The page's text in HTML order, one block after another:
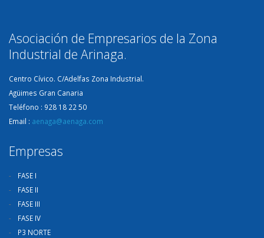
Asociación de Empresarios de la Zona
Industrial de Arinaga.
Centro Cívico. C/Adelfas Zona Industrial.
Agüimes Gran Canaria
Teléfono : 928 18 22 50
Email : aenaga@aenaga.com
Empresas
FASE I
FASE II
FASE III
FASE IV
P3 NORTE